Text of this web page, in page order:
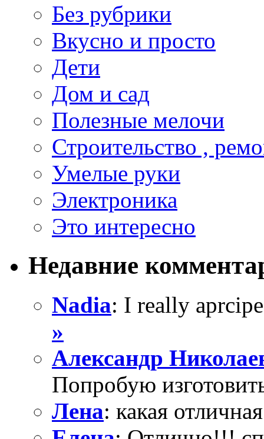
Без рубрики
Вкусно и просто
Дети
Дом и сад
Полезные мелочи
Строительство ,
Умелые руки
Электроника
Это интересно
Недавние
Nadia: I really
»
Александр
Попробую
Лена: какая